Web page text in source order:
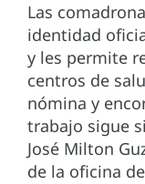
Las
identidad
y les permite
centros de
nómina y
trabajo sigue
José Milton
de la oficina